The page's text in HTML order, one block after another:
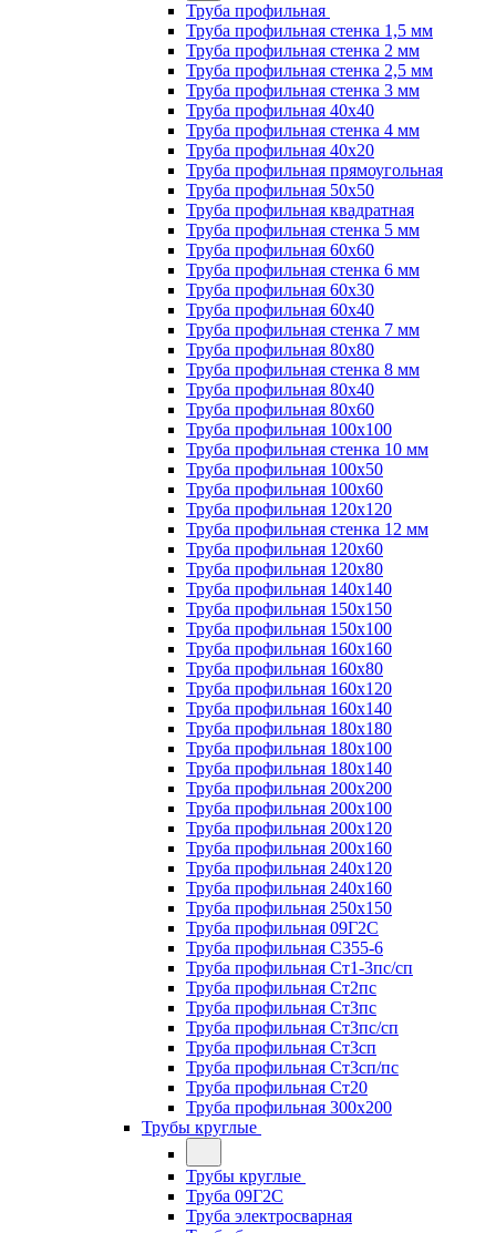
Труба профильная
Труба профильная стенка 1,5 мм
Труба профильная стенка 2 мм
Труба профильная стенка 2,5 мм
Труба профильная стенка 3 мм
Труба профильная 40х40
Труба профильная стенка 4 мм
Труба профильная 40х20
Труба профильная прямоугольная
Труба профильная 50х50
Труба профильная квадратная
Труба профильная стенка 5 мм
Труба профильная 60х60
Труба профильная стенка 6 мм
Труба профильная 60х30
Труба профильная 60х40
Труба профильная стенка 7 мм
Труба профильная 80х80
Труба профильная стенка 8 мм
Труба профильная 80х40
Труба профильная 80х60
Труба профильная 100х100
Труба профильная стенка 10 мм
Труба профильная 100х50
Труба профильная 100х60
Труба профильная 120х120
Труба профильная стенка 12 мм
Труба профильная 120х60
Труба профильная 120х80
Труба профильная 140х140
Труба профильная 150х150
Труба профильная 150х100
Труба профильная 160х160
Труба профильная 160х80
Труба профильная 160х120
Труба профильная 160х140
Труба профильная 180х180
Труба профильная 180х100
Труба профильная 180х140
Труба профильная 200х200
Труба профильная 200х100
Труба профильная 200х120
Труба профильная 200х160
Труба профильная 240х120
Труба профильная 240х160
Труба профильная 250х150
Труба профильная 09Г2С
Труба профильная С355-6
Труба профильная Ст1-3пс/сп
Труба профильная Ст2пс
Труба профильная Ст3пс
Труба профильная Ст3пс/сп
Труба профильная Ст3сп
Труба профильная Ст3сп/пс
Труба профильная Ст20
Труба профильная 300х200
Трубы круглые
Трубы круглые
Труба 09Г2С
Труба электросварная